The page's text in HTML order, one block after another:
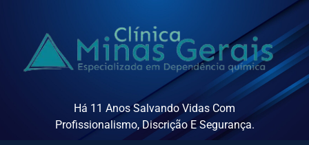
Há 11 Anos Salvando Vidas Com
Profissionalismo, Discrição E Segurança.